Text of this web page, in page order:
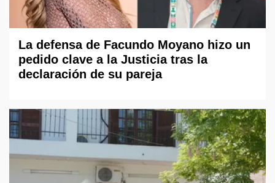
La defensa de Facundo Moyano hizo un
pedido clave a la Justicia tras la
declaración de su pareja